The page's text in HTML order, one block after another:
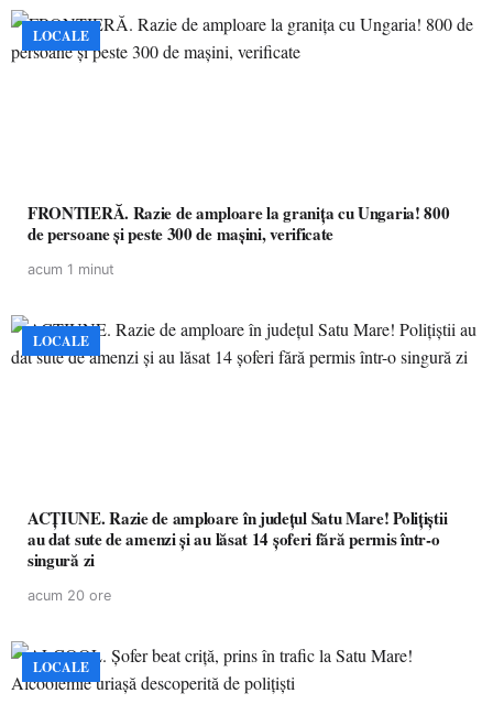
LOCALE
FRONTIERĂ. Razie de amploare la granița cu Ungaria! 800
de persoane și peste 300 de mașini, verificate
acum 1 minut
LOCALE
ACȚIUNE. Razie de amploare în județul Satu Mare! Polițiștii
au dat sute de amenzi și au lăsat 14 șoferi fără permis într-o
singură zi
acum 20 ore
LOCALE